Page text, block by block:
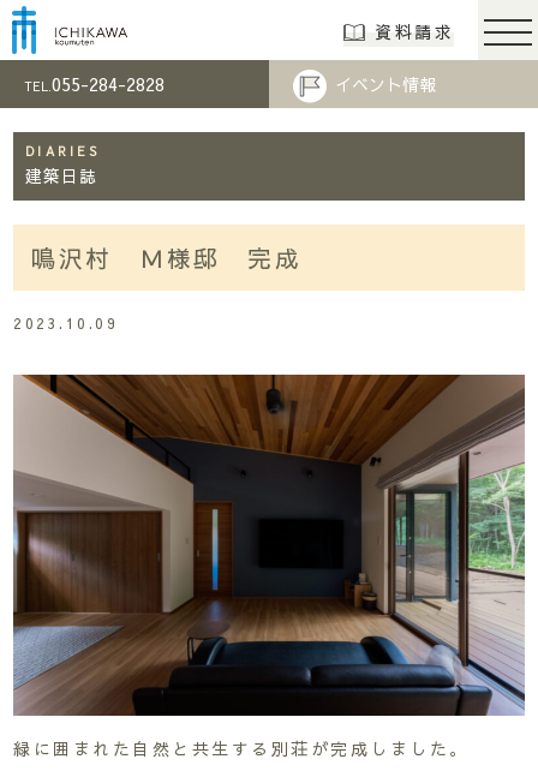
市川工務店 | らしさ
資料請求
TEL.055-284-2828 イベント情報
DIARIES
建築日誌
鳴沢村 Ｍ様邸 完成
2023.10.09
緑に囲まれた自然と共生する別荘が完成しました。